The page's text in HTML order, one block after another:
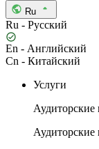
Ru
Ru - Русский
En - Английский
Cn - Китайский
Услуги
Аудиторские
Аудиторские